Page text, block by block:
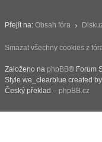
Přejít na: Obsah fóra
Smazat všechny cookies z
Založeno na phpBB® Forum
Style we_clearblue created by
Český překlad – phpBB.cz